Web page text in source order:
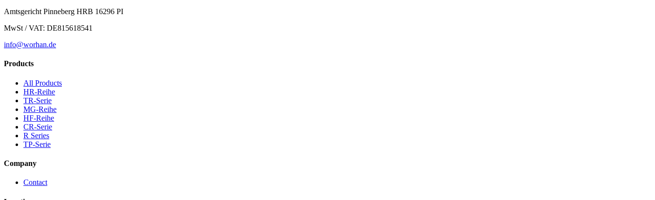
Amtsgericht Pinneberg HRB 16296 PI
MwSt / VAT: DE815618541
info@worhan.de
Products
All Products
HR-Reihe
TR-Serie
MG-Reihe
HF-Reihe
CR-Serie
R Series
TP-Serie
Company
Contact